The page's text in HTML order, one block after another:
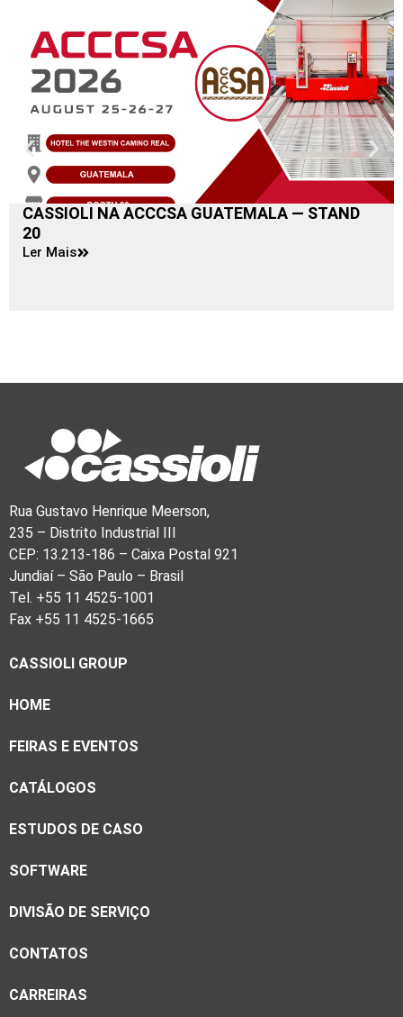
CASSIOLI NA ACCCSA GUATEMALA — STAND
20
Ler Mais
Rua Gustavo Henrique Meerson,
235 – Distrito Industrial III
CEP: 13.213-186 – Caixa Postal 921
Jundiaí – São Paulo – Brasil
Tel. +55 11 4525-1001
Fax +55 11 4525-1665
CASSIOLI GROUP
HOME
FEIRAS E EVENTOS
CATÁLOGOS
ESTUDOS DE CASO
SOFTWARE
DIVISÃO DE SERVIÇO
CONTATOS
CARREIRAS